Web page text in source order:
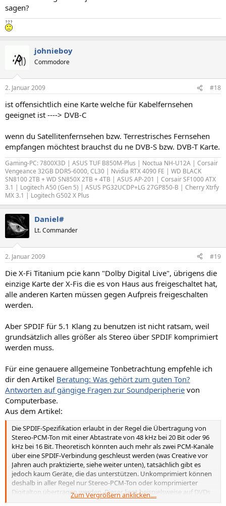
sagen?
johnieboy
Commodore
2. Januar 2009 #18
ist offensichtlich eine Karte welche für Kabelfernsehen
geeignet ist ----> DVB-C
wenn du Satellitenfernsehen bzw. Terrestrisches Fernsehen
empfangen möchtest brauchst du ne DVB-S bzw. DVB-T Karte.
Gaming-PC: 7800X3D | ASUS TUF B850M-Plus | Noctua NH-U12A | Corsair
Vengeance 32GB DDR5-6000, CL30 | Nvidia RTX 4090 FE | WD BLACK
SN8100 2TB + WD SN850X 2TB + 4TB | ASUS AP-201 | Corsair SF1000 ATX
3.1 | Logitech A50 (Gen 5) | ASUS PG32UCDP+LG 27GP850-B | Cherry Xtrfy
MX 3.1 | Logitech G502 X Plus
Daniel#
Lt. Commander
2. Januar 2009 #19
Die X-Fi Titanium pcie kann "Dolby Digital Live", übrigens die
einzige Karte der X-Fis die es von Haus aus freigeschaltet hat,
alle anderen Karten müssen gegen Aufpreis freigeschalten
werden.
Aber SPDIF für 5.1 Klang zu benutzen ist nicht ratsam, weil
grundsätzlich alles größer als Stereo über SPDIF komprimiert
werden muss.
Für eine genauere allgemeine Tonbetrachtung empfehle ich
dir den Artikel Beratung: Was gehört zum guten Ton?
Antworten auf gängige Fragen zur Soundperipherie von
Computerbase.
Aus dem Artikel:
Die SPDIF-Spezifikation erlaubt in der Regel die Übertragung von
Stereo-PCM-Ton mit einer Abtastrate von 48 kHz bei 20 Bit oder 96
kHz bei 16 Bit. Theoretisch könnten auch mehr als zwei PCM-Kanäle
über eine SPDIF-Verbindung geschleust werden (was Creative vor
Jahren auch praktizierte, siehe weiter unten), tatsächlich gibt es
jedoch kaum Geräte, die das unterstützen. Unkomprimiert können
deshalb in aller Regel nur Stereo-PCM-Ton oder komprimierter
Digitalton übertragen werden. Dieser liegt beispielsweise auf DVDs
in Form von AC-3 (Dolby Digital) oder DTS vor. Damit er
Zum Vergrößern anklicken....